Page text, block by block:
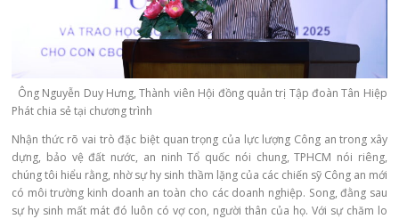
Ông Nguyễn Duy Hưng, Thành viên Hội đồng quản trị Tập đoàn Tân Hiệp
Phát chia sẻ tại chương trình
Nhận thức rõ vai trò đặc biệt quan trọng của lực lượng Công an trong xây
dựng, bảo vệ đất nước, an ninh Tổ quốc nói chung, TPHCM nói riêng,
chúng tôi hiểu rằng, nhờ sự hy sinh thầm lặng của các chiến sỹ Công an mới
có môi trường kinh doanh an toàn cho các doanh nghiệp. Song, đằng sau
sự hy sinh mất mát đó luôn có vợ con, người thân của họ. Với sự chăm lo